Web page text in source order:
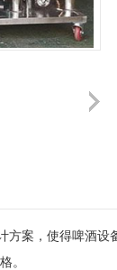
方案，使得啤酒
。